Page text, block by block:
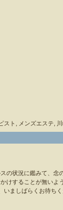
スト , メンズエステ,
の状況に鑑みて、念
けすることが無いよ
いましばらくお待ちく